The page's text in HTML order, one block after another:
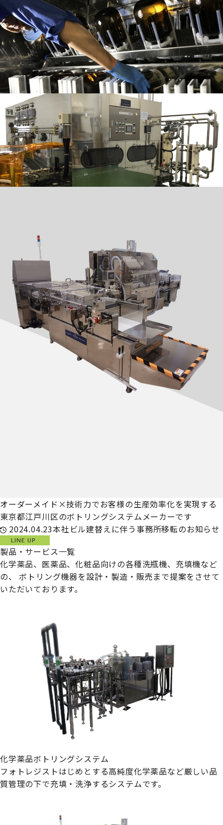
オーダーメイド×技術力でお客様の生産効率化を実現する
東京都江戸川区のボトリングシステムメーカーです
2024.04.23本社ビル建替えに伴う事務所移転のお知らせ
LINE UP
製品・サービス一覧
化学薬品、医薬品、化粧品向けの各種洗瓶機、充填機など
の、
ボトリング機器を設計・製造・販売まで提案をさせて
いただいております。
化学薬品ボトリングシステム
フォトレジストはじめとする高純度化学薬品など厳しい品
質管理の下で充填・洗浄するシステムです。